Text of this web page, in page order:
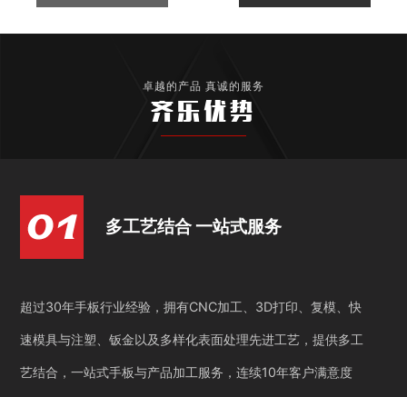
卓越的产品 真诚的服务
齐乐优势
多工艺结合 一站式服务
超过30年手板行业经验，拥有CNC加工、3D打印、复模、快
速模具与注塑、钣金以及多样化表面处理先进工艺，提供多工
艺结合，一站式手板与产品加工服务，连续10年客户满意度